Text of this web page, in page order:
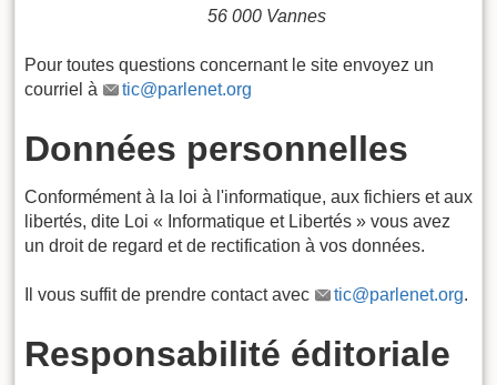
56 000 Vannes
Pour toutes questions concernant le site envoyez un
courriel à
tic@parlenet.org
Données personnelles
Conformément à la loi à l'informatique, aux fichiers et aux
libertés, dite Loi « Informatique et Libertés » vous avez
un droit de regard et de rectification à vos données.
Il vous suffit de prendre contact avec tic@parlenet.org.
Responsabilité éditoriale